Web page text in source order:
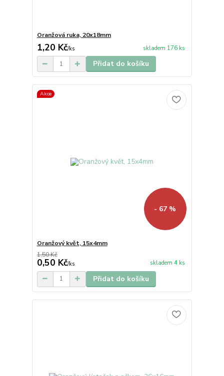
Oranžová ruka, 20x18mm
1,20 Kč/ks skladem 176 ks
Přidat do košíku
Akce
- 67 %
Oranžový květ, 15x4mm
1,50 Kč
0,50 Kč/ks skladem 4 ks
Přidat do košíku